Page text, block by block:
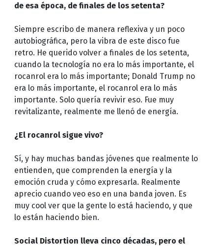
de esa época, de finales de los setenta?
Siempre escribo de manera reflexiva y un poco
autobiográfica, pero la vibra de este disco fue
retro. He querido volver a finales de los setenta,
cuando la tecnología no era lo más importante, el
rocanrol era lo más importante; Donald Trump no
era lo más importante, el rocanrol era lo más
importante. Solo quería revivir eso. Fue muy
revitalizante, realmente me llenó de energía.
¿El rocanrol sigue vivo?
Sí, y hay muchas bandas jóvenes que realmente lo
entienden, que comprenden la energía y la
emoción cruda y cómo expresarla. Realmente
aprecio cuando veo eso en una banda joven. Es
muy cool ver que la gente lo está haciendo, y que
lo están haciendo bien.
Social Distortion lleva cinco décadas, pero el